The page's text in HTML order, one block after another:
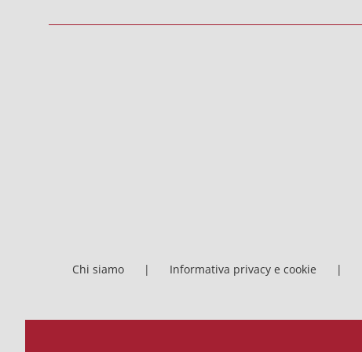
Chi siamo Informativa privacy e cookie